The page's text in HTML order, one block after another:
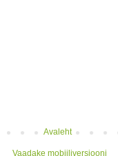
Avaleht
Vaadake mobiiliversiooni